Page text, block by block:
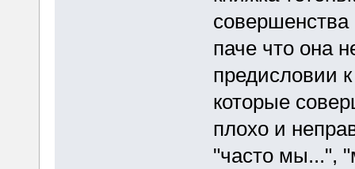
паче что она
предисловии
которые
плохо и
"часто мы...",